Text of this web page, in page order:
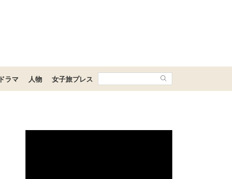
ドラマ 人物 女子旅プレス